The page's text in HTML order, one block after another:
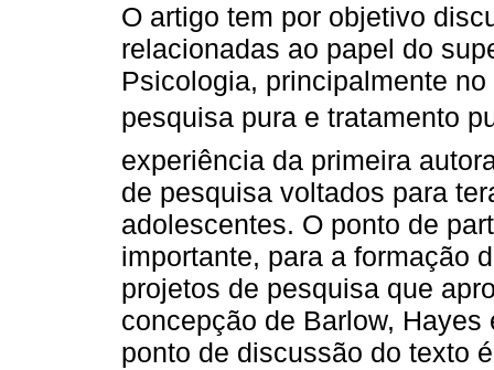
O artigo tem por objetivo
relacionadas ao papel do
Psicologia, principalmente
pesquisa pura e tratamento
experiência da primeira
de pesquisa voltados para
adolescentes. O ponto de
importante, para a formação
projetos de pesquisa que
concepção de Barlow,
ponto de discussão do texto